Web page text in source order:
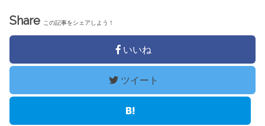
Share この記事をシェアしよう！
いいね
ツイート